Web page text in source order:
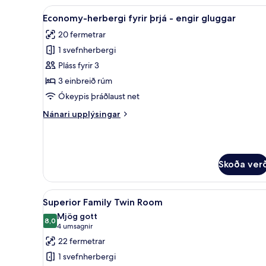
með
tvíbreiðu
engir
gluggar
Skoða
allar
myndir
fyrir
Economy-
herbergi
fyrir
-
Economy-herbergi fyrir þrjá
11
Economy-herbergi fyrir þrjá - engir gluggar
20 fermetrar
1 svefnherbergi
Pláss fyrir 3
3 einbreið rúm
Ókeypis þráðlaust net
Nánari upplýsingar
Nánari
þrjá
engir
gluggar
Skoða
Skoða
allar
myndir
fyrir
Superior
Superior Family Twin Room
14
Superior Family Twin Room
8,08,0 af 10
Mjög gott
4 umsagnir
(4
umsagnir)
22 fermetrar
1 svefnherbergi